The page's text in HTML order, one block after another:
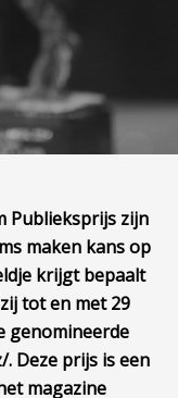
Publieksprijs zijn
maken kans op
krijgt bepaalt
tot en met 29
genomineerde
. Deze prijs is een
magazine